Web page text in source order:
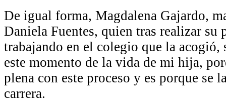
De igual forma, Magdalena Gajardo,
Daniela Fuentes, quien tras realizar su
trabajando en el colegio que la acogió,
este momento de la vida de mi hija,
plena con este proceso y es porque se
carrera.